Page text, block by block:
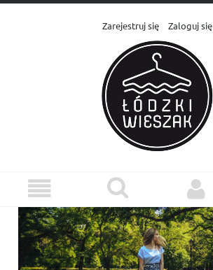
Zarejestruj się Zaloguj się